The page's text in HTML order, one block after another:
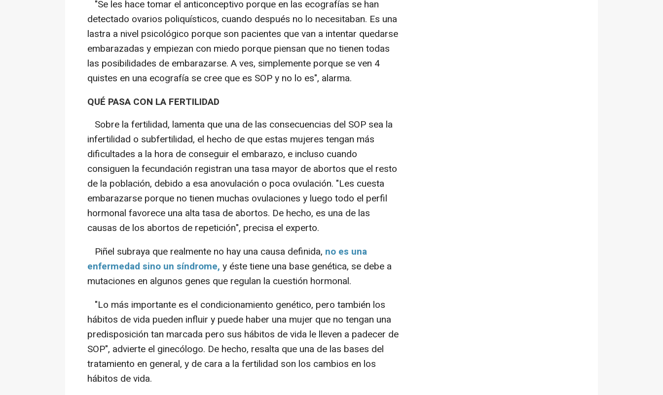
"Se les hace tomar el anticonceptivo porque en las ecografías se han
detectado ovarios poliquísticos, cuando después no lo necesitaban. Es una
lastra a nivel psicológico porque son pacientes que van a intentar quedarse
embarazadas y empiezan con miedo porque piensan que no tienen todas
las posibilidades de embarazarse. A ves, simplemente porque se ven 4
quistes en una ecografía se cree que es SOP y no lo es", alarma.
QUÉ PASA CON LA FERTILIDAD
Sobre la fertilidad, lamenta que una de las consecuencias del SOP sea la
infertilidad o subfertilidad, el hecho de que estas mujeres tengan más
dificultades a la hora de conseguir el embarazo, e incluso cuando
consiguen la fecundación registran una tasa mayor de abortos que el resto
de la población, debido a esa anovulación o poca ovulación. "Les cuesta
embarazarse porque no tienen muchas ovulaciones y luego todo el perfil
hormonal favorece una alta tasa de abortos. De hecho, es una de las
causas de los abortos de repetición", precisa el experto.
Piñel subraya que realmente no hay una causa definida, no es una
enfermedad sino un síndrome, y éste tiene una base genética, se debe a
mutaciones en algunos genes que regulan la cuestión hormonal.
"Lo más importante es el condicionamiento genético, pero también los
hábitos de vida pueden influir y puede haber una mujer que no tengan una
predisposición tan marcada pero sus hábitos de vida le lleven a padecer de
SOP", advierte el ginecólogo. De hecho, resalta que una de las bases del
tratamiento en general, y de cara a la fertilidad son los cambios en los
hábitos de vida.